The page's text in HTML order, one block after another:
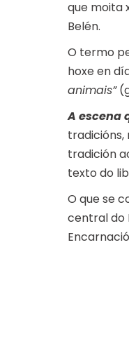
que moita
Belén.
O termo
hoxe en
animais”
A escena
tradicións,
tradición
texto do
O que se
central do